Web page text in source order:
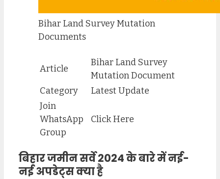
Bihar Land Survey Mutation
Documents
Article
Bihar Land Survey
Mutation Document
Category
Latest Update
Join
WhatsApp
Group
Click Here
बिहार जमीन सर्वे 2024 के बारे में नई-
नई अपडेट्स क्या है